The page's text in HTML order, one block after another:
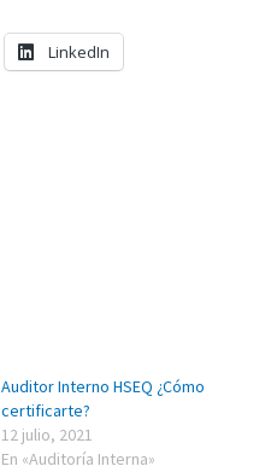
LinkedIn
Auditor Interno HSEQ ¿Cómo
certificarte?
12 julio, 2021
En «Auditoría Interna»